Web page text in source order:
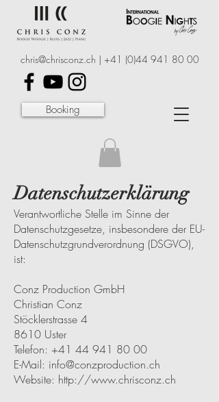
Booking
chris@chrisconz.ch | +41 (0)44 941 80 00
Datenschutzerklärung
Verantwortliche Stelle im Sinne der
Datenschutzgesetze, insbesondere der EU-
Datenschutzgrundverordnung (DSGVO),
ist:
Conz Production GmbH
Christian Conz
Stöcklerstrasse 4
8610 Uster
Telefon: +41 44 941 80 00
E-Mail: info@conzproduction.ch
Website: http://www.chrisconz.ch